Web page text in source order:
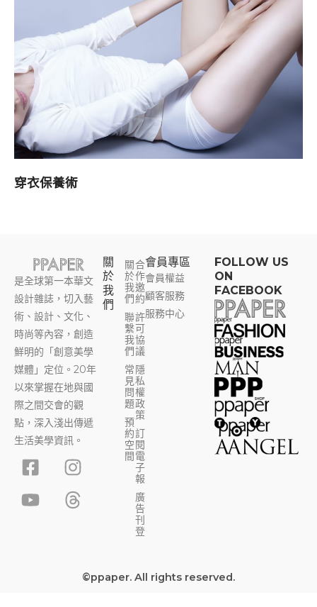
穿衣保養術
是全球第一本華文
設計雜誌，切入藝
術、設計、文化、
時尚等內容，創造
鮮明的「創意美學
媒體」定位。20年
以來掌握在地與國
際之間交會的觀
點，深入淺出傳遞
生活美學資訊。
F
a
c
I
n
s
t
Y
o
u
T
h
r
e
關
於
我
們
關
於
我
們
聯
繫
我
們
常
見
問
題
預
約
空
間
合
作
邀
約
許
可
協
議
隱
私
權
政
策
訂
閱
電
子
報
廣
告
刊
登
會員專區​
會員權益
顧客服務
服務中心
FOLLOW US
ON
FACEBOOK
©ppaper. All rights reserved.